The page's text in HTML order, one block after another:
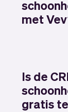
met
Is de
gratis